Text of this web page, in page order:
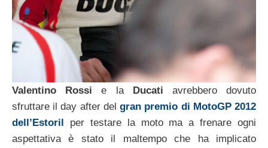
Valentino Rossie laDucati avrebbero dovuto
sfruttare il day after delgran premio di MotoGP 2012
dell’Estoril
per testare la moto ma a frenare ogni
aspettativa è stato il maltempo che ha implicato